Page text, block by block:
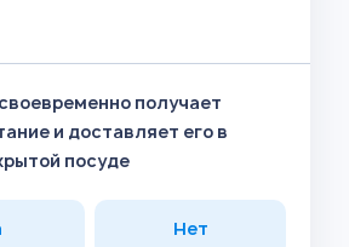
получает
и доставляет его в
посуде
Нет